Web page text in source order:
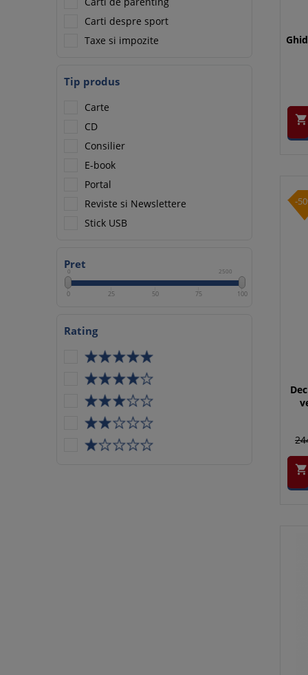
Carti despre sport
Taxe si impozite
Tip produs
Carte
CD
Consilier
E-book
Portal
Reviste si Newslettere
Stick USB
Pret
0 2500
0 25 50 75 100
Rating

-
